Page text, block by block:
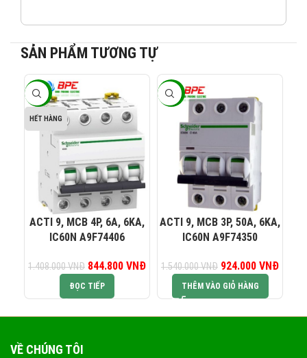
SẢN PHẨM TƯƠNG TỰ
-40%
HẾT HÀNG
ACTI 9, MCB 4P, 6A, 6KA,
IC60N A9F74406
1.408.000VNĐ
Giá gốc là:
1.408.000 VNĐ.
844.800 VNĐ Giá hiện tại là:
844.800 VNĐ.
ĐỌC TIẾP
-40%
ACTI 9, MCB 3P, 50A, 6KA,
IC60N A9F74350
1.540.000VNĐ
Giá gốc là:
1.540.000 VNĐ.
924.000 VNĐ
THÊM VÀO GIỎ HÀNG
VỀ CHÚNG TÔI
KINH DOANH 1: 082 234 2688
KINH DOANH 2: 0965 101 613
KINH DOANH 3: 0824 927 568